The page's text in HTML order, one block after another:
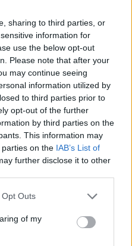
sharing to third parties, or
information for
use the below opt-out
Please note that after your
may continue seeing
information utilized by
to third parties prior to
opt-out of the further
by third parties on the
This information may
on the IAB’s List of
further disclose it to other
uses one or more Google
behaviour. You may click to
and its third-party tags to
purposes in below Google
Outs
of my
dimostra come il
indipendenti e il
community possa
definitive delle
diKetchup
operativo e
film che rischiava di
il pubblico. Per chi